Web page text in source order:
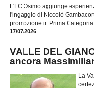
L'FC Osimo aggiunge
l'ingaggio di Niccolò
promozione in Prima
17/07/2026
VALLE DEL
ancora
La